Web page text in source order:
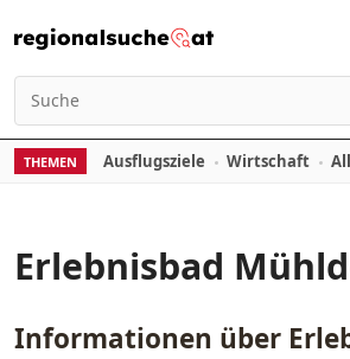
Suchen nach:
THEMEN Ausflugsziele Wirtschaft
Erlebnisbad
Informationen über